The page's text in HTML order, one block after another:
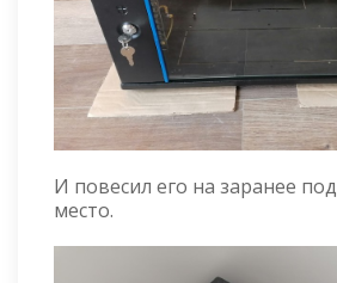
И повесил его на заранее
место.